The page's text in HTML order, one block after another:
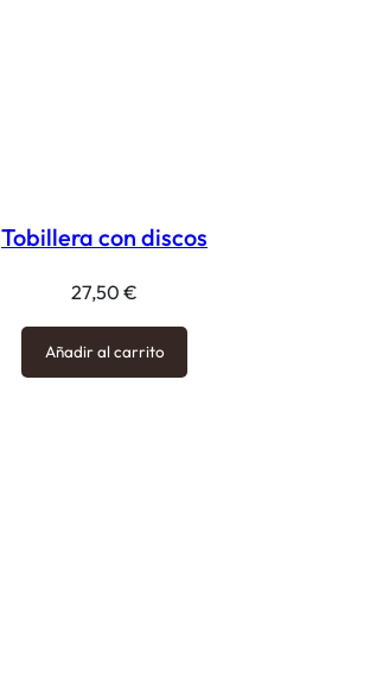
Tobillera con discos
27,50 €
Añadir al carrito